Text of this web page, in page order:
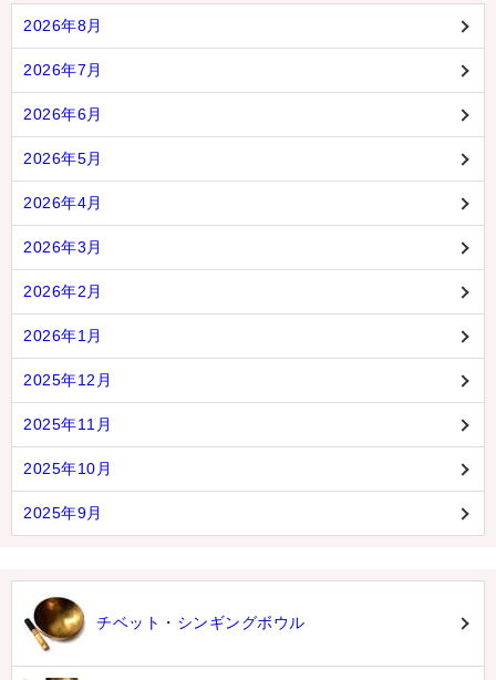
2026年8月
2026年7月
2026年6月
2026年5月
2026年4月
2026年3月
2026年2月
2026年1月
2025年12月
2025年11月
2025年10月
2025年9月
チベット・シンギングボウル